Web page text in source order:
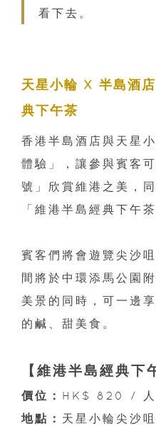
看下去。
天星小輪 X 半島酒
典下午茶
香港半島酒店與天星
體驗」，讓參與賓客
號」欣賞維港之美，
「維港半島經典下午茶
賓客們將會遊覽尖沙
間將於中環添馬公園
美景的同時，可一邊
的鹹、甜美食。
【維港半島經典下
價位： HK$ 820 / 人
地點： 天星小輪尖沙